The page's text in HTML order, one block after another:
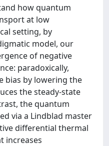
how quantum
at low
setting, by
model, our
of negative
paradoxically,
bias by lowering the
the steady-state
the quantum
via a Lindblad master
differential thermal
increases